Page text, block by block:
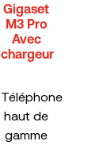
Gigaset
M3 Pro
Avec
chargeur
Téléphone
haut de
gamme